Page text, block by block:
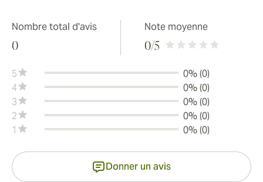
Nombre total d'avis
0
Note moyenne
0/5
5
0% (0)
4
0% (0)
3
0% (0)
2
0% (0)
1
0% (0)
Donner un avis